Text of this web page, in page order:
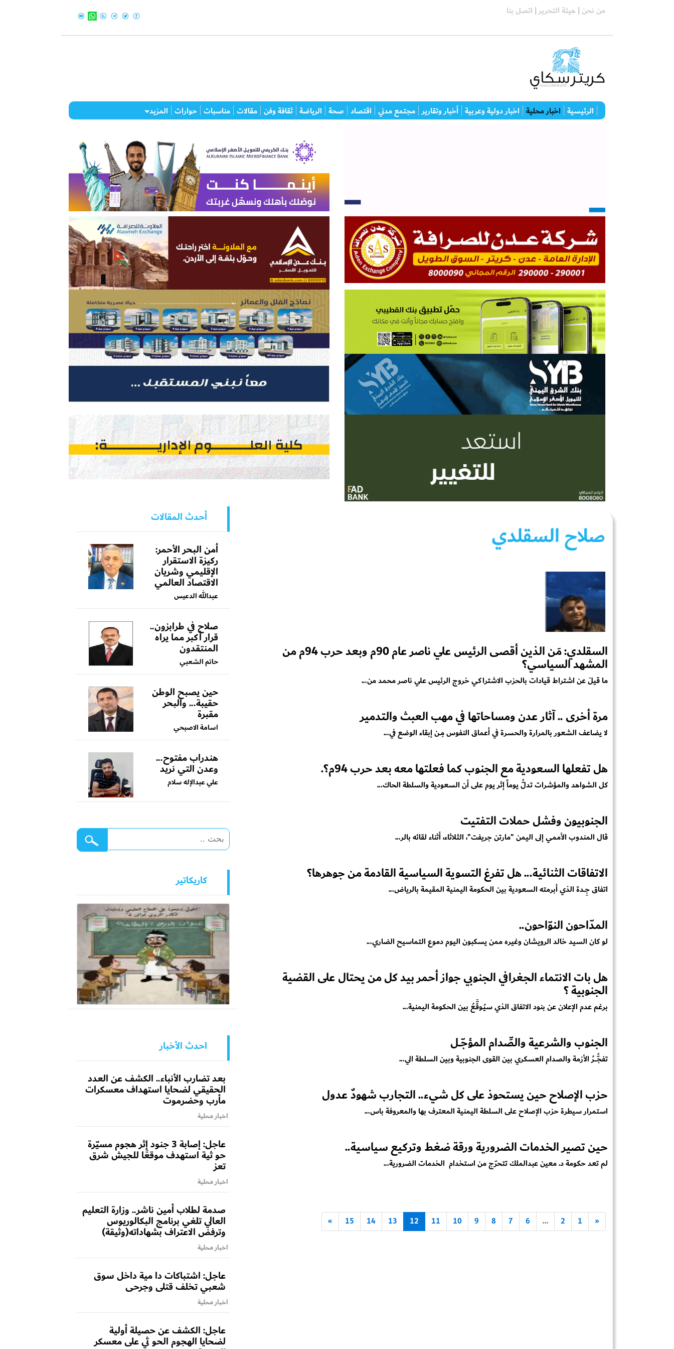
من نحن | هيئة التحرير | اتصل بنا
الرئيسية اخبار محلية اخبار دولية وعربية أخبار وتقارير مجتمع مدني اقتصاد صحة الرياضة ثقافة وفن مقالات مناسبات حوارات المزيد
صلاح السقلدي
السقلدي: مَن الذين أقصى الرئيس علي ناصر عام 90م وبعد حرب 94م من
المشهد السياسي؟
ما قيلَ عن اشتراط قيادات بالحزب الاشتراكي خروج الرئيس علي ناصر محمد من...
مرة أخرى .. آثار عدن ومساحاتها في مهب العبث والتدمير
لا يضاعف الشعور بالمرارة والحسرة في أعماق النفوس مِــن إبقاء الوضع في...
هل تفعلها السعودية مع الجنوب كما فعلتها معه بعد حرب 94م؟.
كل الشواهد والمؤشرات تدلُّ يوماً إثر يوم على أن السعودية والسلطة الحاك...
الجنوبيون وفشل حملات التفتيت
قال المندوب الأممي إلى اليمن "مارتن جريفت"، الثلاثاء، أثناء لقائه بالر...
الاتفاقات الثنائية... هل تفرغ التسوية السياسية القادمة من جوهرها؟
اتفاق جِــدة الذي أبرمته السعودية بين الحكومة اليمنية المقيمة بالرياض...
المدّاحون النوّاحون..
لو كان السيد خالد الرويشان وغيره ممن يسكبون اليوم دموع التماسيح الضاري...
هل بات الانتماء الجغرافي الجنوبي جواز أحمر بيد كل من يحتال على القضية
الجنوبية ؟
برغم عدم الإعلان عن بنود الاتفاق الذي سيُـوقَّـعُ بين الحكومة اليمنية...
الجنوب والشرعية والصِّدام المؤجّــل
تفجُّـــــرُ الأزمة والصدام العسكري بين القوى الجنوبية وبين السلطة الي...
حزب الإصلاح حين يستحوذ على كل شيء.. التجارب شهودٌ عدول
استمرار سيطرة حزب الإصلاح على السلطة اليمنية المعترف بها والمعروفة باس...
حين تصير الخدمات الضرورية ورقة ضغط وتركيع سياسية..
لم تعد حكومة د. معين عبدالملك تتحرّج من استخدام الخدمات الضرورية...
«
1
2
...
6
7
8
9
10
11
12
13
14
15
»
أحدث المقالات
أمن البحر الأحمر:
ركيزة الاستقرار
الإقليمي وشريان
الاقتصاد العالمي
عبدالله الدعيس
صلاح في طرابزون..
قرار أكبر مما يراه
المنتقدون
حاتم الشعبي
حين يصبح الوطن
حقيبة... والبحر
مقبرة
اسامة الاصبحي
هندراب مفتوح...
وعدن التي نريد
علي عبدالإله سلام
كاريكاتير
احدث الأخبار
بعد تضارب الأنباء.. الكشف عن العدد
الحقيقي لضحايا استهداف معسكرات
مأرب وحضرموت
اخبار محلية
عاجل: إصابة 3 جنود إثر هجوم مسيّرة
حو ثية استهدف موقعًا للجيش شرق
تعز
اخبار محلية
صدمة لطلاب أمين ناشر.. وزارة التعليم
العالي تلغي برنامج البكالوريوس
وترفض الاعتراف بشهاداته(وثيقة)
اخبار محلية
عاجل: اشتباكات دا مية داخل سوق
شعبي تخلف قتلى وجرحى
اخبار محلية
عاجل: الكشف عن حصيلة أولية
لضحايا الهجوم الحو ثي على معسكر